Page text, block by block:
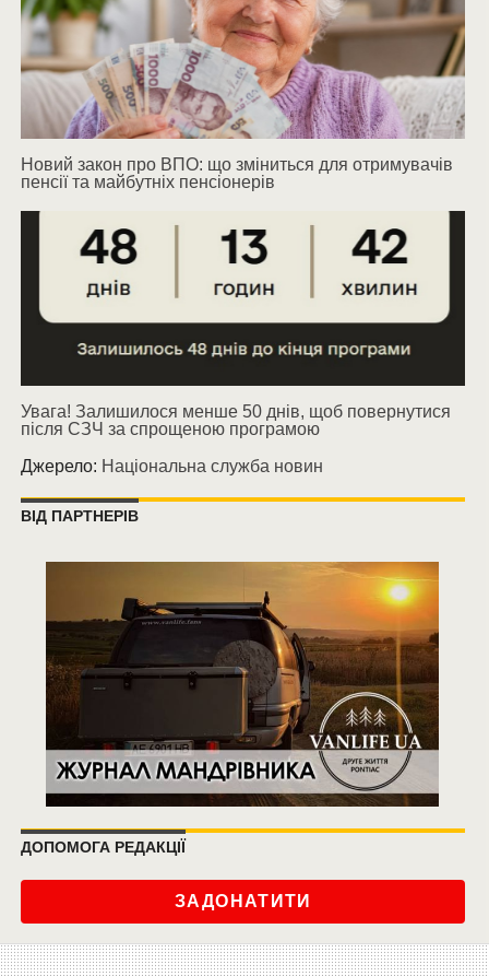
Новий закон про ВПО: що зміниться для отримувачів
пенсії та майбутніх пенсіонерів
Увага! Залишилося менше 50 днів, щоб повернутися
після СЗЧ за спрощеною програмою
Джерело: Національна служба новин
ВІД ПАРТНЕРІВ
ДОПОМОГА РЕДАКЦІЇ
ЗАДОНАТИТИ